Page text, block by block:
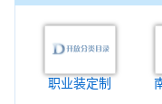
职业装定制